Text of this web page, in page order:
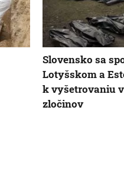
Slovensko sa
Lotyšskom a
k vyšetrovaniu
zločinov